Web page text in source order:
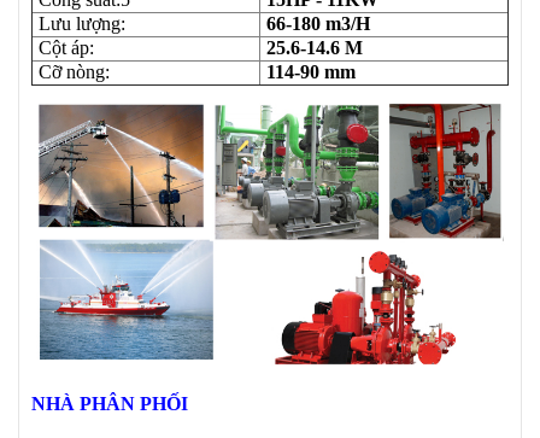
Lưu lượng:
66-180 m3/H
Cột áp:
25.6-14.6 M
Cỡ nòng:
114-90 mm
NHÀ PHÂN PHỐI